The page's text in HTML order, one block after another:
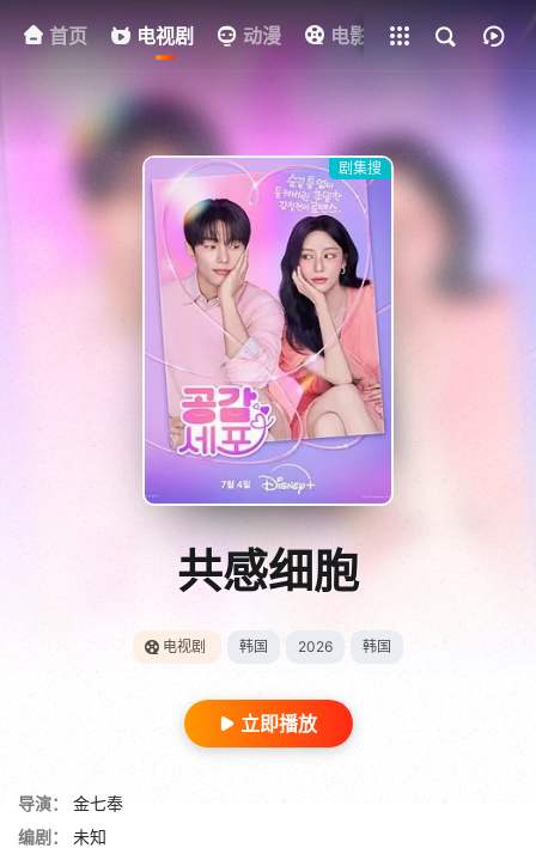
首页 电视剧 动漫 电影 其他 资
全部影片
剧集搜
共感细胞
电视剧 韩国 2026 韩国
立即播放
导演：
金七奉
编剧：
未知